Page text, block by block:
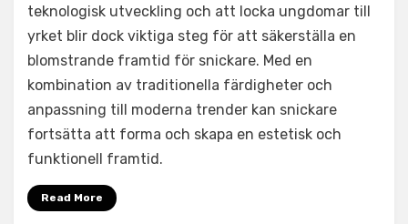
teknologisk utveckling och att locka ungdomar till
yrket blir dock viktiga steg för att säkerställa en
blomstrande framtid för snickare. Med en
kombination av traditionella färdigheter och
anpassning till moderna trender kan snickare
fortsätta att forma och skapa en estetisk och
funktionell framtid.
Read More